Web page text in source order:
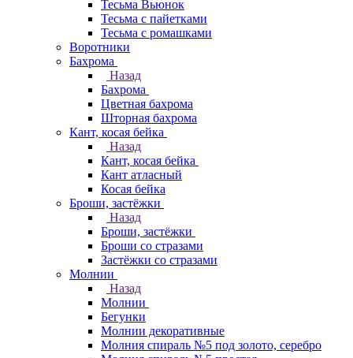
Тесьма Вьюнок
Тесьма с пайетками
Тесьма с ромашками
Воротники
Бахрома
Назад
Бахрома
Цветная бахрома
Шторная бахрома
Кант, косая бейка
Назад
Кант, косая бейка
Кант атласный
Косая бейка
Броши, застёжки
Назад
Броши, застёжки
Броши со стразами
Застёжки со стразами
Молнии
Назад
Молнии
Бегунки
Молнии декоративные
Молния спираль №5 под золото, серебро